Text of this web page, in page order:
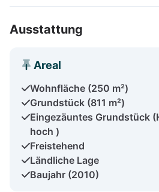
Ausstattung
Areal
Wohnfläche (250 m²)
Grundstück (811 m²)
Eingezäuntes Grundstück
hoch )
Freistehend
Ländliche Lage
Baujahr (2010)